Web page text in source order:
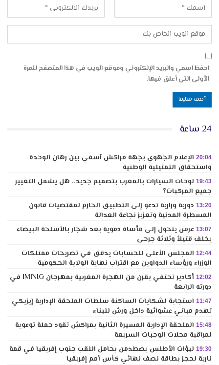
احفظ اسمي والبريد الإلكتروني وموقع الويب في هذا المتصفح للمرة
الأولى التي أعلق فيها.
24 ساعة
20:04 الإعلام الجهوي بجهة مراكش آسفي بين رهان الوحدة
واستحقاق التمثيلية الوطنية
19:43 لوحات السيارات بالمغرب بتصميم جديد.. هل يشمل التغيير
جميع المركبات؟
13:20 دورية وزارية تدعو إلى التطبيق الحازم لمقتضيات قانون
المسطرة المدنية وتعزيز نجاعة العدالة
13:07 عرس يتحول إلى مأساة دموية بعد شجار بالأسلحة البيضاء
يخلف قتيلاً وثلاثة جرحى
12:44 المجلس الأعلى للحسابات يدقق في تصريحات ممتلكات
الوزراء ورؤساء الدواوين مع اقتراب نهاية الولاية الحكومية
12:02
أكادير تحتفي بقرن من الهجرة المغربية بمهرجان IMINIG في
دورته الرابعة
11:47 استجابة لشكايات الساكنة سلطات الملحقة الإدارية إيزيكي
تهدم مباني عشوائية داخل ورش للبناء
15:48 الملحقة الإدارية المسيرة الثانية بمراكش تقود حملة توعوية
لمراقبة محلات الوجبات السريعة
19:30 لبؤات الأطلس يصطدمن بحامل اللقب جنوب إفريقيا في قمة
نارية لحجز بطاقة نصف نهائي كأس أمم إفريقيا